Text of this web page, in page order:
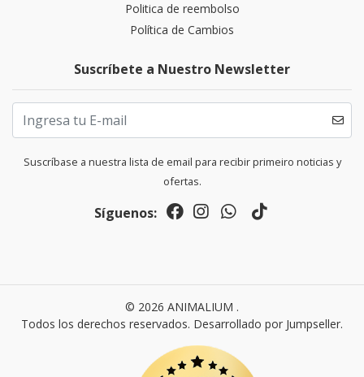
Politica de reembolso
Política de Cambios
Suscríbete a Nuestro Newsletter
Suscríbase a nuestra lista de email para recibir primeiro noticias y
ofertas.
Síguenos:
© 2026 ANIMALIUM .
Todos los derechos reservados. Desarrollado por Jumpseller.